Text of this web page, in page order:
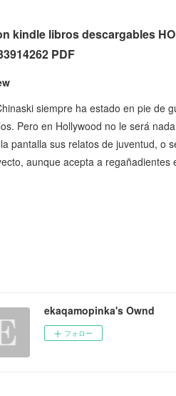
kindle libros descargables
PDF
siempre ha estado en pie de
Pero en Hollywood no le será
pantalla sus relatos de juventud, o
aunque acepta a regañadientes
ekaqamopinka's Ownd
フォロー